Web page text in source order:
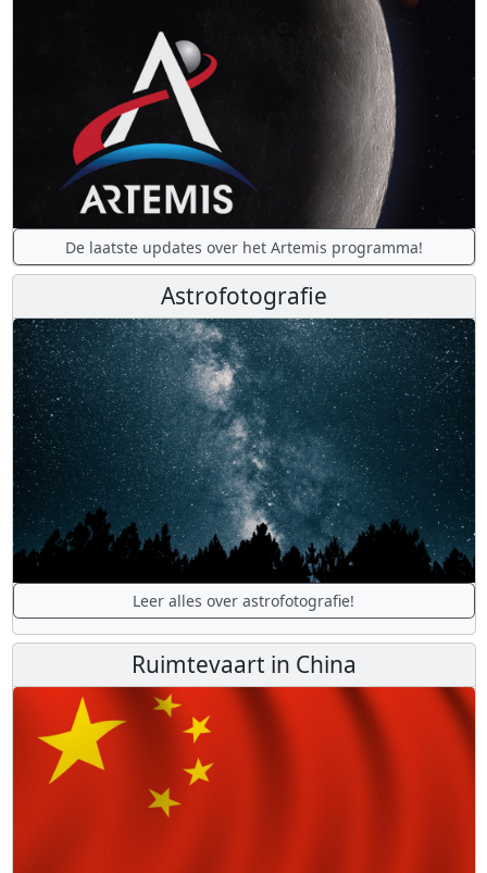
De laatste updates over het Artemis programma!
Astrofotografie
Leer alles over astrofotografie!
Ruimtevaart in China